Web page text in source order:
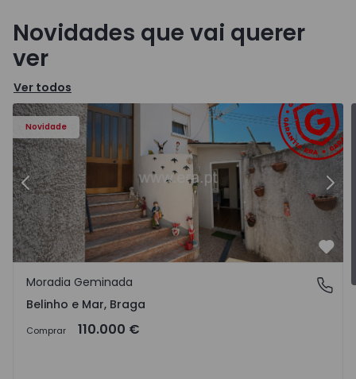
Novidades que vai querer
ver
Ver todos
Novidade
Belinho e Mar - 1550427 - 12Moradia Geminada T2
Anterior
Belinho e Mar, Braga
Moradia Geminada
Belinho e Mar, Braga
Comprar 110.000 €
Terreno Urbano